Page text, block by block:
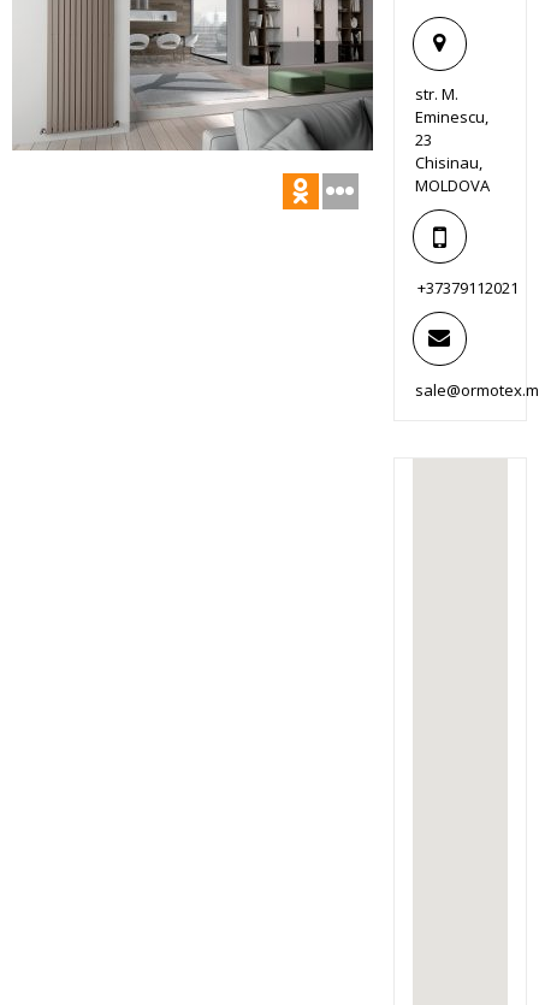
str. M.
Eminescu,
23
Chisinau,
MOLDOVA
+37379112021